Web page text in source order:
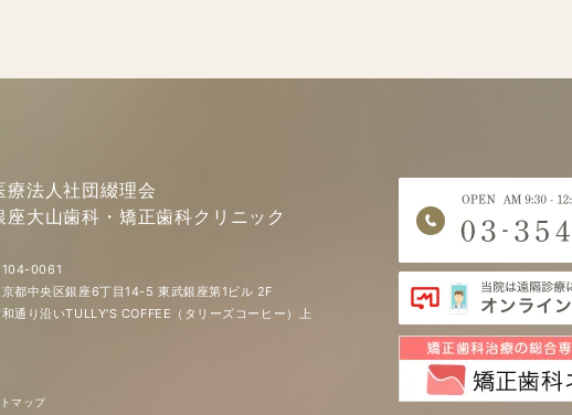
療法人社団綴理会
座大山歯科・矯正歯科クリニック
104-0061
都中央区銀座6丁目14-5 東武銀座第1ビル 2F
通り沿いTULLY'S COFFEE（タリーズコーヒー）上
マップ